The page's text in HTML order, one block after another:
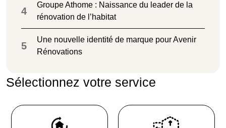
4
Groupe Athome : Naissance du leader de la
rénovation de l’habitat
5
Une nouvelle identité de marque pour Avenir
Rénovations
Sélectionnez votre service